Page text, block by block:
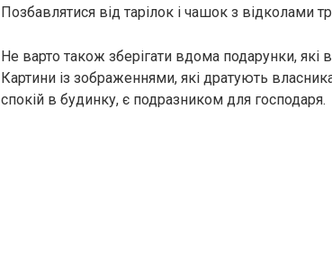
Позбавлятися від тарілок і чашок з відколами
Не варто також зберігати вдома подарунки, які
Картини із зображеннями, які дратують
спокій в будинку, є подразником для господаря.